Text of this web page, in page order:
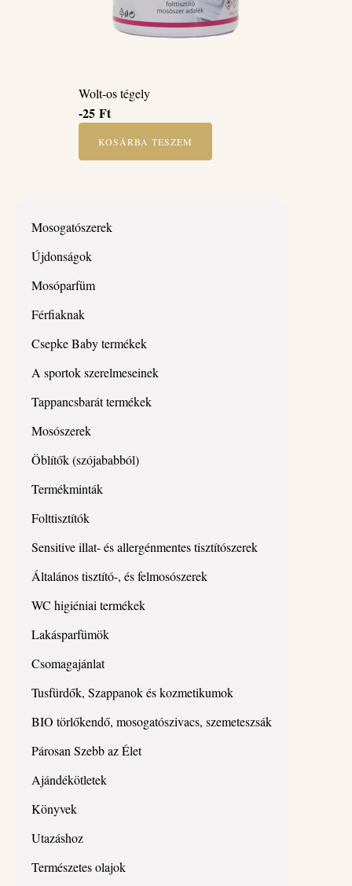
Mosogatószerek
Újdonságok
Mosóparfüm
Férfiaknak
Csepke Baby termékek
A sportok szerelmeseinek
Tappancsbarát termékek
Mosószerek
Öblítők (szójababból)
Termékminták
Folttisztítók
Sensitive illat- és allergénmentes tisztítószerek
Általános tisztító-, és felmosószerek
WC higiéniai termékek
Lakásparfümök
Csomagajánlat
Tusfürdők, Szappanok és kozmetikumok
BIO törlőkendő, mosogatószivacs, szemeteszsák
Párosan Szebb az Élet
Ajándékötletek
Könyvek
Utazáshoz
Természetes olajok
Wolt-os tégely
-25 Ft
KOSÁRBA TESZEM